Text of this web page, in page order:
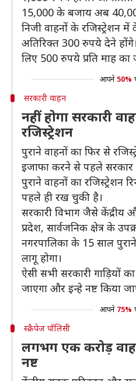
15,000 के बजाय अब
निजी वाहनों के रजिस्ट्रेशन में
अतिरिक्त 300 रुपये देने
लिए 500 रुपये प्रति माह का
आपने 50%
सरकारी वाहन
नहीं होगा सरकारी
रजिस्ट्रेशन
पुराने वाहनों का फिर से
इजाफा करने से पहले सरकार
पुराने वाहनों का रजिस्ट्रेशन
पहले ही रख चुकी है।
सरकारी विभाग जैसे केंद्रीय
प्रदेश, सार्वजनिक क्षेत्र के
नगरपालिका के 15 साल
लागू होगा।
ऐसी सभी सरकारी गाड़ियों का
जाएगा और इन्हे नष्ट किया
आपने 75%
स्क्रैपेज पॉलिसी
लगभग एक करोड़
नष्ट